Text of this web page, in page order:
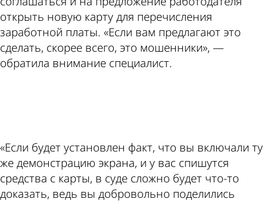
открыть новую карту для перечисления
заработной платы. «Если вам предлагают это
сделать, скорее всего, это мошенники», —
обратила внимание специалист.
«Если будет установлен факт, что вы включали ту
же демонстрацию экрана, и у вас спишутся
средства с карты, в суде сложно будет что-то
доказать, ведь вы добровольно поделились